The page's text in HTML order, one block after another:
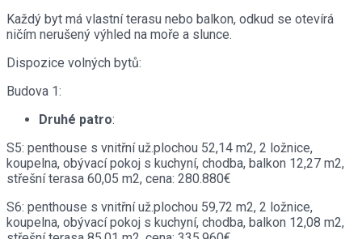
Každý byt má vlastní terasu nebo balkon, odkud se otevírá
ničím nerušený výhled na moře a slunce.
Dispozice volných bytů:
Budova 1:
Druhé patro:
S5: penthouse s vnitřní už.plochou 52,14 m2, 2 ložnice,
koupelna, obývací pokoj s kuchyní, chodba, balkon 12,27 m2,
střešní terasa 60,05 m2, cena: 280.880€
S6: penthouse s vnitřní už.plochou 59,72 m2, 2 ložnice,
koupelna, obývací pokoj s kuchyní, chodba, balkon 12,08 m2,